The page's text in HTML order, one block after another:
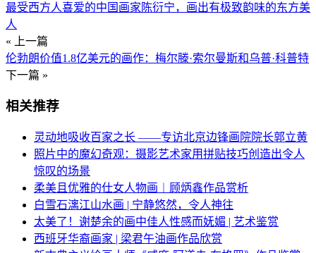
最受西方人喜爱的中国画家陈衍宁，画出有极致韵味的东方美
人
« 上一篇
伦勃朗价值1.8亿美元的画作：梅尔滕·索尔曼斯和乌普·科普特
下一篇 »
相关推荐
灵动地吸收百家之长 ——专访北京边锋画院院长郭立黄
照片中的魔幻奇观：摄影艺术家用拼贴技巧创造出令人
惊叹的场景
柔美且优雅的仕女人物画︱顾炳鑫作品赏析
白雪石漓江山水画 | 宁静悠然，令人神往
太美了！谢楚余的画中佳人性感而妩媚 | 艺术鉴赏
西班牙华裔画家 | 梁君午油画作品欣赏